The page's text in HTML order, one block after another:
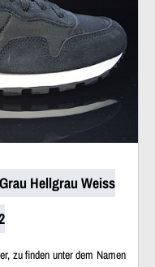
Hellgrau Weiss
zu finden unter dem Namen